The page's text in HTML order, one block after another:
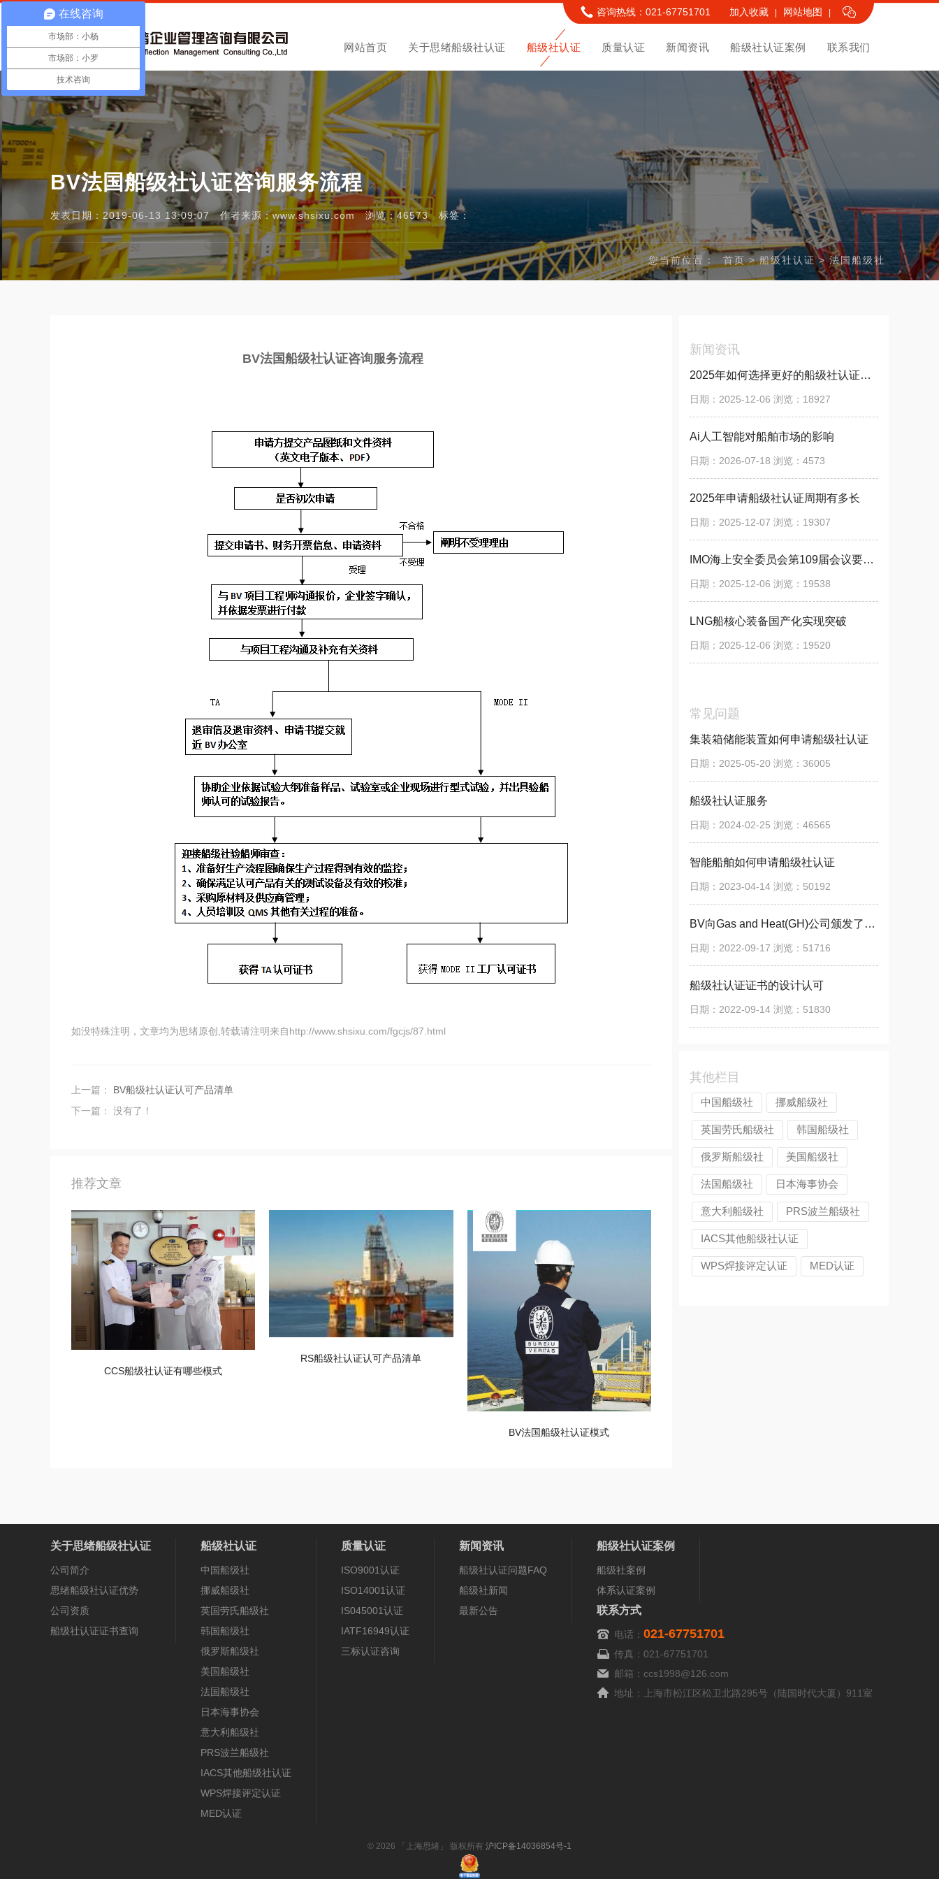
咨询热线：021-67751701 加入收藏 网站地图
网站首页 关于思绪船级社认证 船级社认证 质量认证 新闻资讯 船级社认证案例 联系我们
BV法国船级社认证咨询服务流程
发表日期：2019-06-13 13:09:07 作者来源：www.shsixu.com 浏览：46573 标签：
您当前位置： 首页 > 船级社认证 > 法国船级社
BV法国船级社认证咨询服务流程
如没特殊注明，文章均为思绪原创,转载请注明来自http://www.shsixu.com/fgcjs/87.html
上一篇： BV船级社认证认可产品清单
下一篇： 没有了！
推荐文章
CCS船级社认证有哪些模式
RS船级社认证认可产品清单
BV法国船级社认证模式
新闻资讯
2025年如何选择更好的船级社认证咨询公司？
日期：2025-12-06 浏览：18927
Ai人工智能对船舶市场的影响
日期：2026-07-18 浏览：4573
2025年申请船级社认证周期有多长
日期：2025-12-07 浏览：19307
IMO海上安全委员会第109届会议要点快报
日期：2025-12-06 浏览：19538
LNG船核心装备国产化实现突破
日期：2025-12-06 浏览：19520
常见问题
集装箱储能装置如何申请船级社认证
日期：2025-05-20 浏览：36005
船级社认证服务
日期：2024-02-25 浏览：46565
智能船舶如何申请船级社认证
日期：2023-04-14 浏览：50192
BV向Gas and Heat(GH)公司颁发了BV法国船级社认证 原则性认可（AIP）证书
日期：2022-09-17 浏览：51716
船级社认证证书的设计认可
日期：2022-09-14 浏览：51830
其他栏目
中国船级社 挪威船级社
英国劳氏船级社 韩国船级社
俄罗斯船级社 美国船级社
法国船级社 日本海事协会
意大利船级社 PRS波兰船级社
IACS其他船级社认证
WPS焊接评定认证 MED认证
关于思绪船级社认证
公司简介
思绪船级社认证优势
公司资质
船级社认证证书查询
船级社认证
中国船级社
挪威船级社
英国劳氏船级社
韩国船级社
俄罗斯船级社
美国船级社
法国船级社
日本海事协会
意大利船级社
PRS波兰船级社
IACS其他船级社认证
WPS焊接评定认证
MED认证
质量认证
ISO9001认证
ISO14001认证
IS045001认证
IATF16949认证
三标认证咨询
新闻资讯
船级社认证问题FAQ
船级社新闻
最新公告
船级社认证案例
船级社案例
体系认证案例
联系方式
电话： 021-67751701
传真： 021-67751701
邮箱： ccs1998@126.com
地址：上海市松江区松卫北路295号（陆国时代大厦）911室
© 2026 「上海思绪」 版权所有 沪ICP备14036854号-1
在线咨询
市场部：小杨
市场部：小罗
技术咨询